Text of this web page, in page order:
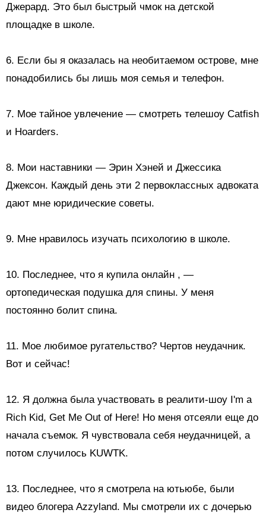
Джерард. Это был быстрый чмок на детской
площадке в школе.
6. Если бы я оказалась на необитаемом острове, мне
понадобились бы лишь моя семья и телефон.
7. Мое тайное увлечение — смотреть телешоу Catfish
и Hoarders.
8. Мои наставники — Эрин Хэней и Джессика
Джексон. Каждый день эти 2 первоклассных адвоката
дают мне юридические советы.
9. Мне нравилось изучать психологию в школе.
10. Последнее, что я купила онлайн , —
ортопедическая подушка для спины. У меня
постоянно болит спина.
11. Мое любимое ругательство? Чертов неудачник.
Вот и сейчас!
12. Я должна была участвовать в реалити-шоу I'm a
Rich Kid, Get Me Out of Here! Но меня отсеяли еще до
начала съемок. Я чувствовала себя неудачницей, а
потом случилось KUWTK.
13. Последнее, что я смотрела на ютьюбе, были
видео блогера Azzyland. Мы смотрели их с дочерью